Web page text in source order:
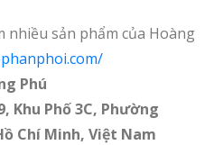
nhiều sản phẩm của Hoàng
Phú
Khu Phố 3C, Phường
Chí Minh, Việt Nam